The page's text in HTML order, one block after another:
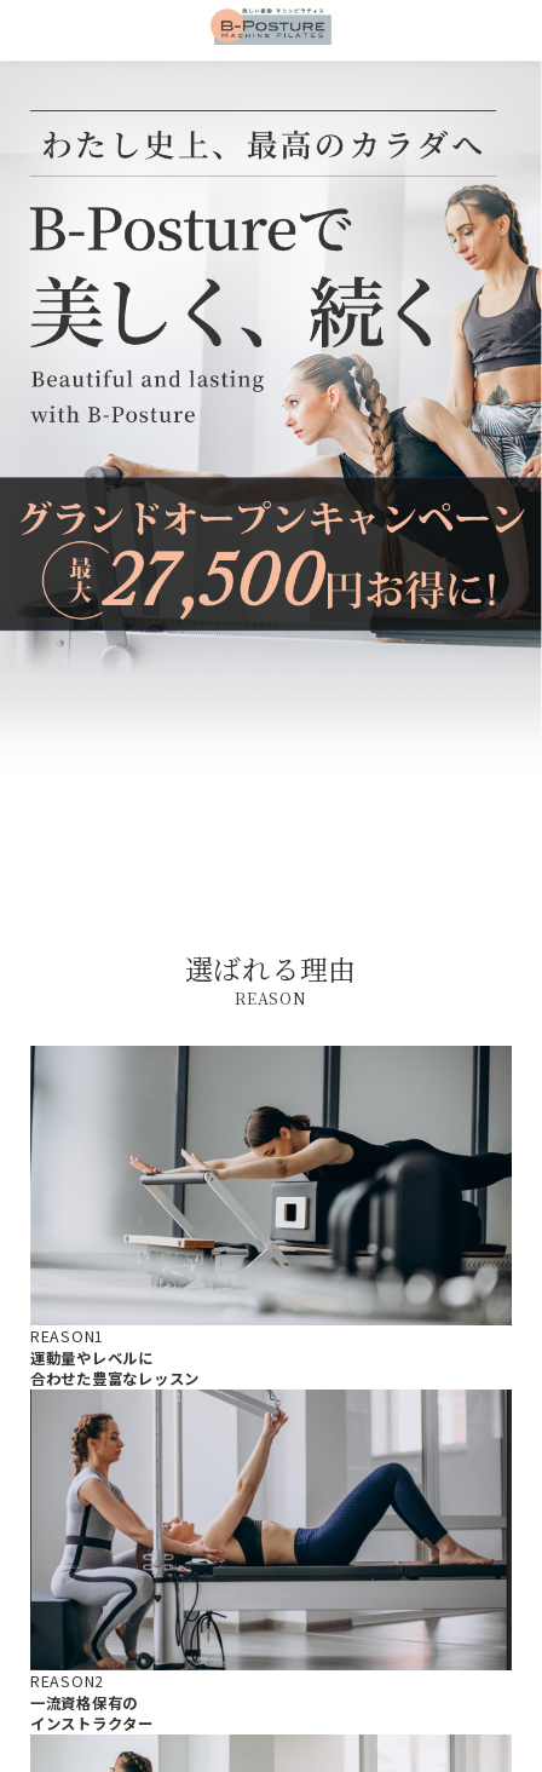
選ばれる理由
REASON
REASON1
運動量やレベルに
合わせた豊富なレッスン
REASON2
一流資格保有の
インストラクター